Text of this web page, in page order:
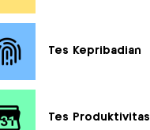
Tes Kepribadian
Tes Produktivitas